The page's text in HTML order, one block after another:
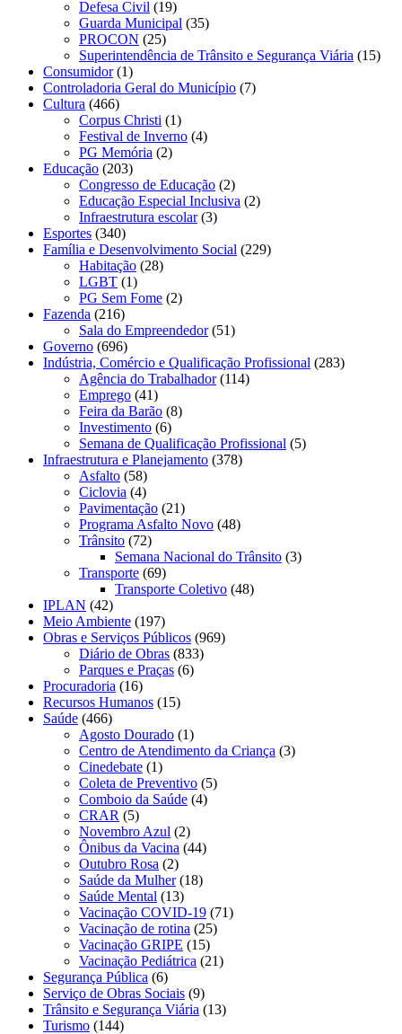
Defesa Civil (19)
Guarda Municipal (35)
PROCON (25)
Superintendência de Trânsito e Segurança Viária (15)
Consumidor(1)
Controladoria Geral do Município (7)
Cultura (466)
Corpus Christi (1)
Festival de Inverno (4)
PG Memória (2)
Educação (203)
Congresso de Educação (2)
Educação Especial Inclusiva (2)
Infraestrutura escolar(3)
Esportes (340)
Família e Desenvolvimento Social (229)
Habitação (28)
LGBT (1)
PG Sem Fome (2)
Fazenda (216)
Sala do Empreendedor(51)
Governo (696)
Indústria, Comércio e Qualificação Profissional (283)
Agência do Trabalhador(114)
Emprego (41)
Feira da Barão (8)
Investimento (6)
Semana de Qualificação Profissional (5)
Infraestrutura e Planejamento (378)
Asfalto (58)
Ciclovia (4)
Pavimentação (21)
Programa Asfalto Novo (48)
Trânsito (72)
Semana Nacional do Trânsito (3)
Transporte (69)
Transporte Coletivo (48)
IPLAN (42)
Meio Ambiente (197)
Obras e Serviços Públicos (969)
Diário de Obras (833)
Parques e Praças (6)
Procuradoria (16)
Recursos Humanos (15)
Saúde (466)
Agosto Dourado (1)
Centro de Atendimento da Criança (3)
Cinedebate (1)
Coleta de Preventivo (5)
Comboio da Saúde (4)
CRAR (5)
Novembro Azul (2)
Ônibus da Vacina (44)
Outubro Rosa (2)
Saúde da Mulher(18)
Saúde Mental (13)
Vacinação COVID-19 (71)
Vacinação de rotina (25)
Vacinação GRIPE (15)
Vacinação Pediátrica (21)
Segurança Pública (6)
Serviço de Obras Sociais (9)
Trânsito e Segurança Viária (13)
Turismo (144)